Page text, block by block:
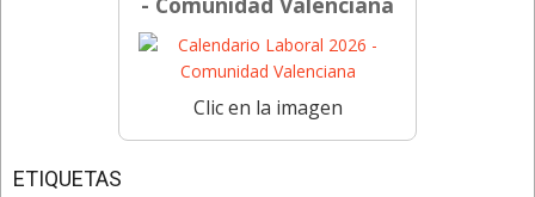
Clic en la imagen
ETIQUETAS